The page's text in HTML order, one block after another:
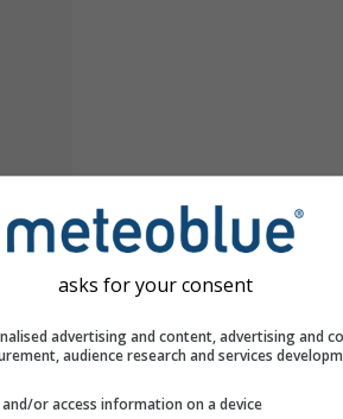
asks for your consent
advertising and content, advertising and
audience research and services
or access information on a device